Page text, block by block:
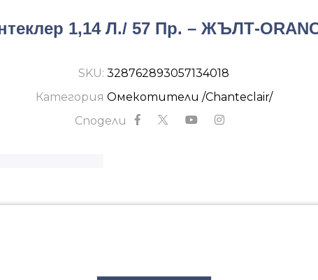
1,14 Л./ 57 Пр. – ЖЪЛТ-
SKU: 328762893057134018
Категория Омекотители /Chanteclair/
Сподели